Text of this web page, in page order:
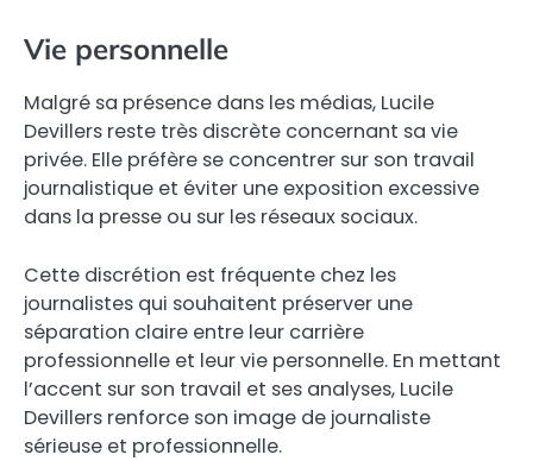
Vie personnelle
Malgré sa présence dans les médias, Lucile
Devillers reste très discrète concernant sa vie
privée. Elle préfère se concentrer sur son travail
journalistique et éviter une exposition excessive
dans la presse ou sur les réseaux sociaux.
Cette discrétion est fréquente chez les
journalistes qui souhaitent préserver une
séparation claire entre leur carrière
professionnelle et leur vie personnelle. En mettant
l’accent sur son travail et ses analyses, Lucile
Devillers renforce son image de journaliste
sérieuse et professionnelle.